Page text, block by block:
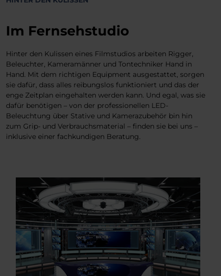
Im Fernsehstudio
Hinter den Kulissen eines Filmstudios arbeiten Rigger,
Beleuchter, Kameramänner und Tontechniker Hand in
Hand. Mit dem richtigen Equipment ausgestattet, sorgen
sie dafür, dass alles reibungslos funktioniert und das der
enge Zeitplan eingehalten werden kann. Und egal, was sie
dafür benötigen – von der professionellen LED-
Beleuchtung über Stative und Kamerazubehör bin hin
zum Grip- und Verbrauchsmaterial – finden sie bei uns –
inklusive einer fachkundigen Beratung.